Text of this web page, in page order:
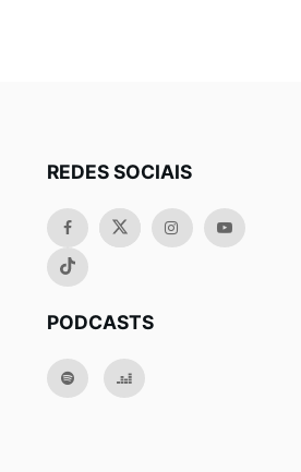
REDES SOCIAIS
PODCASTS